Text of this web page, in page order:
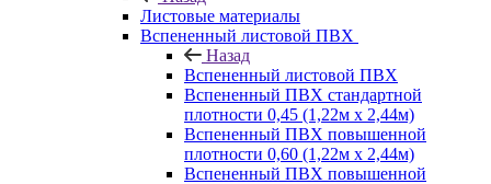
Листовые материалы
Вспененный листовой ПВХ
Назад
Вспененный листовой ПВХ
Вспененный ПВХ стандартной
плотности 0,45 (1,22м х 2,44м)
Вспененный ПВХ повышенной
плотности 0,60 (1,22м х 2,44м)
Вспененный ПВХ повышенной